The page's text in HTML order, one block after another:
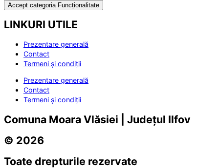
Accept categoria Funcționalitate
LINKURI UTILE
Prezentare generală
Contact
Termeni și condiții
Prezentare generală
Contact
Termeni și condiții
Comuna Moara Vlăsiei | Județul Ilfov
© 2026
Toate drepturile rezervate